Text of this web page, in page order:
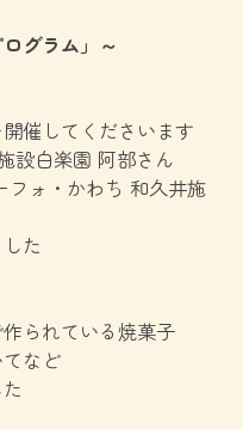
加法人一覧
相談受付フォーム
グラム」～
催してくださいます
設白楽園 阿部さん
フォ・かわち 和久井施
た
られている焼菓子
など